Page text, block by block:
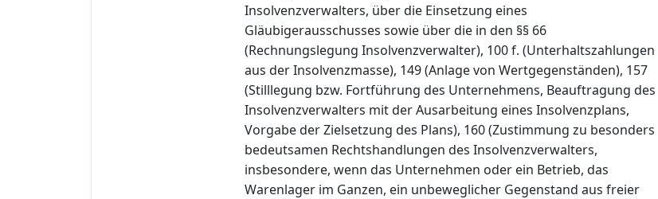
Insolvenzverwalters, über die Einsetzung eines
Gläubigerausschusses sowie über die in den §§ 66
(Rechnungslegung Insolvenzverwalter), 100 f. (Unterhaltszahlungen
aus der Insolvenzmasse), 149 (Anlage von Wertgegenständen), 157
(Stilllegung bzw. Fortführung des Unternehmens, Beauftragung des
Insolvenzverwalters mit der Ausarbeitung eines Insolvenzplans,
Vorgabe der Zielsetzung des Plans), 160 (Zustimmung zu besonders
bedeutsamen Rechtshandlungen des Insolvenzverwalters,
insbesondere, wenn das Unternehmen oder ein Betrieb, das
Warenlager im Ganzen, ein unbeweglicher Gegenstand aus freier